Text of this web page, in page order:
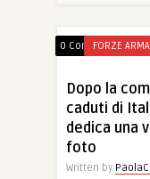
0 Comments
FORZE
Dopo la
caduti di
dedica una
foto
Written by